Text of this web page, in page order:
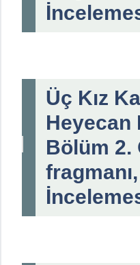
Üç Kız
Heyecan
Bölüm 2.